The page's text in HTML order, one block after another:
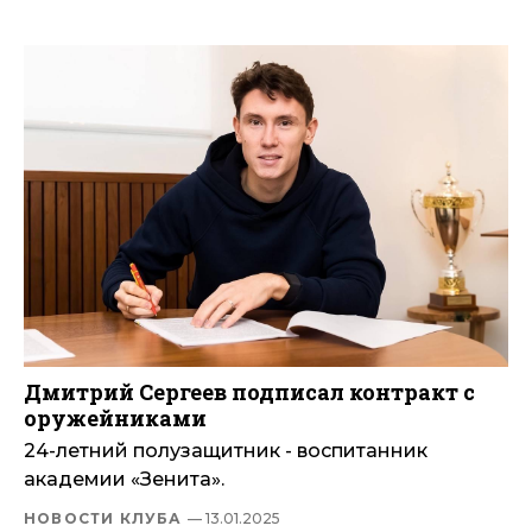
Дмитрий Сергеев подписал контракт с
оружейниками
24-летний полузащитник - воспитанник
академии «Зенита».
НОВОСТИ КЛУБА — 13.01.2025